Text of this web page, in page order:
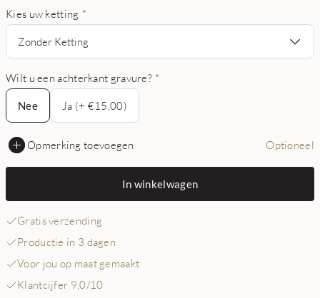
Kies uw ketting *
Zonder Ketting
Wilt u een achterkant gravure? *
Nee
Nee
Ja (+ €15,00)
Opmerking toevoegen Optioneel
In winkelwagen
Gratis verzending
Productie in 3 dagen
Voor jou op maat gemaakt
Klantcijfer 9,0/10